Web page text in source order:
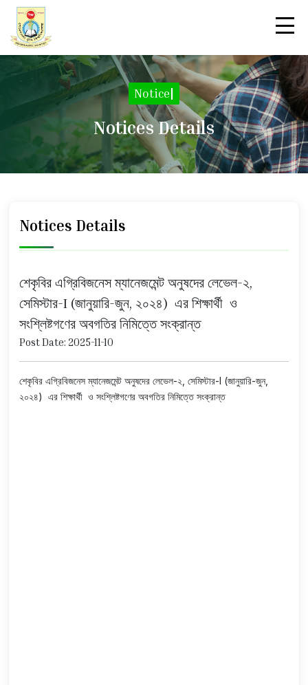
Not|
Notices Details
Notices Details
শেকৃবির এগ্রিবিজনেস ম্যানেজমেন্ট অনুষদের লেভেল-২,
সেমিস্টার-I (জানুয়ারি-জুন, ২০২৪) এর শিক্ষার্থী ও
সংশ্লিষ্টগণের অবগতির নিমিত্তে সংক্রান্ত
Post Date: 2025-11-10
শেকৃবির এগ্রিবিজনেস ম্যানেজমেন্ট অনুষদের লেভেল-২, সেমিস্টার-I (জানুয়ারি-জুন,
২০২৪) এর শিক্ষার্থী ও সংশ্লিষ্টগণের অবগতির নিমিত্তে সংক্রান্ত